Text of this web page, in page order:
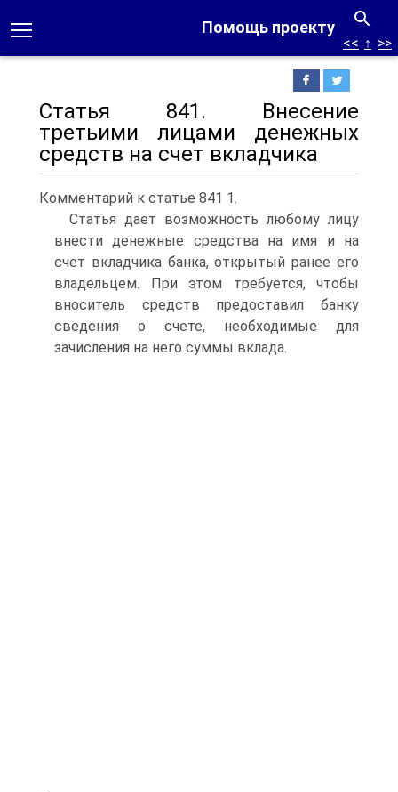
Помощь проекту
<< ↑ >>
Статья 841. Внесение
третьими лицами денежных
средств на счет вкладчика
Комментарий к статье 841 1.
Статья дает возможность любому лицу
внести денежные средства на имя и на
счет вкладчика банка, открытый ранее его
владельцем. При этом требуется, чтобы
вноситель средств предоставил банку
сведения о счете, необходимые для
зачисления на него суммы вклада.